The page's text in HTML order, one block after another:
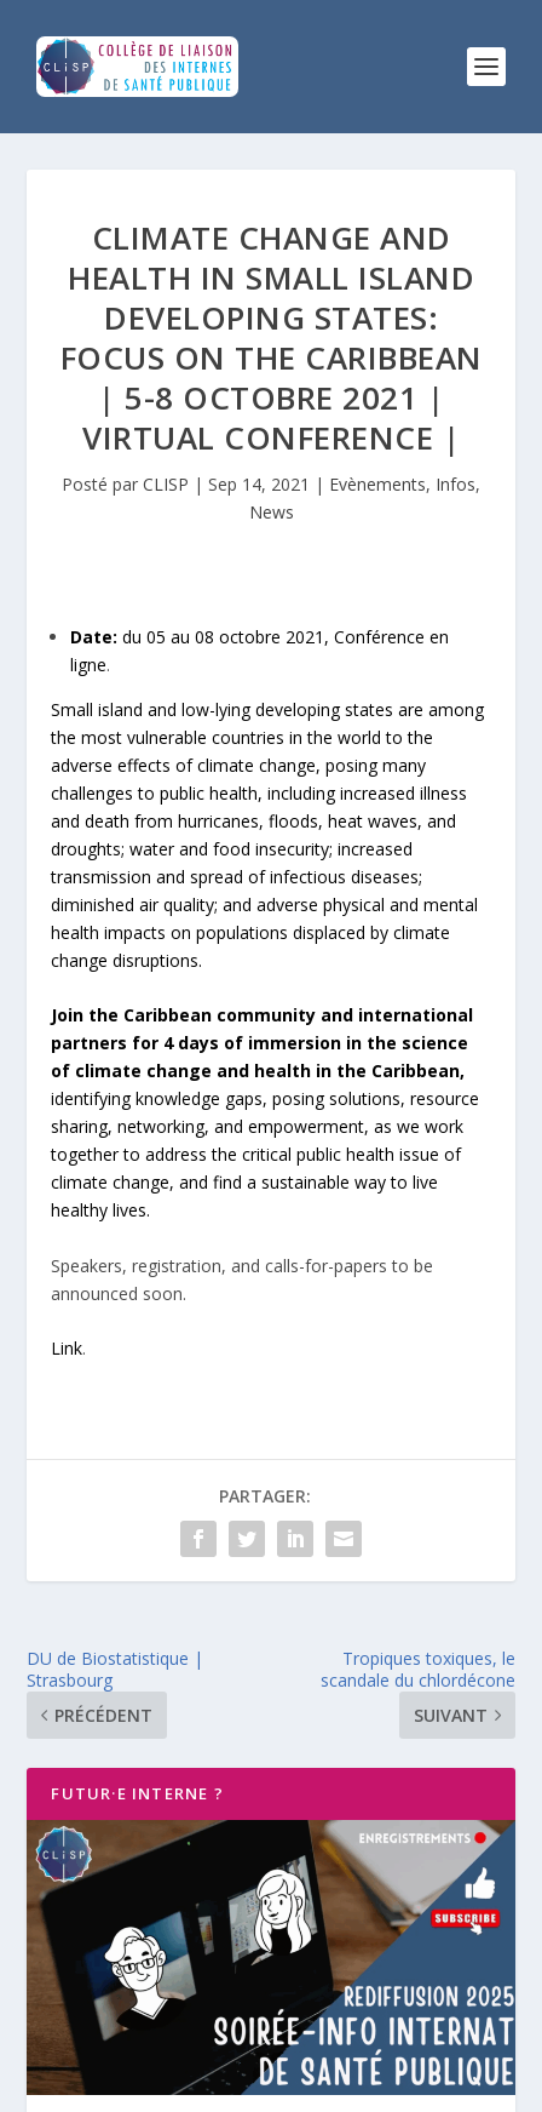
CLIMATE CHANGE AND
HEALTH IN SMALL ISLAND
DEVELOPING STATES:
FOCUS ON THE CARIBBEAN
| 5-8 OCTOBRE 2021 |
VIRTUAL CONFERENCE |
Posté par CLISP | Sep 14, 2021 | Evènements, Infos,
News
Date:du 05 au 08 octobre 2021, Conférence en
ligne.
Small island and low-lying developing states are among
the most vulnerable countries in the world to the
adverse effects of climate change, posing many
challenges to public health, including increased illness
and death from hurricanes, floods, heat waves, and
droughts; water and food insecurity; increased
transmission and spread of infectious diseases;
diminished air quality; and adverse physical and mental
health impacts on populations displaced by climate
change disruptions.
Join the Caribbean community and international
partners for 4 days of immersion in the science
of climate change and health in the Caribbean,
identifying knowledge gaps, posing solutions, resource
sharing, networking, and empowerment, as we work
together to address the critical public health issue of
climate change, and find a sustainable way to live
healthy lives.
Speakers, registration, and calls-for-papers to be
announced soon.
Link.
PARTAGER:
DU de Biostatistique |
Strasbourg
PRÉCÉDENT
Tropiques toxiques, le
scandale du chlordécone
SUIVANT
FUTUR·E INTERNE ?